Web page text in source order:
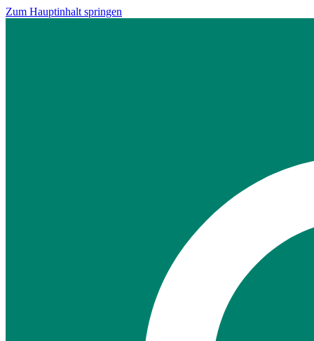
Zum Hauptinhalt springen